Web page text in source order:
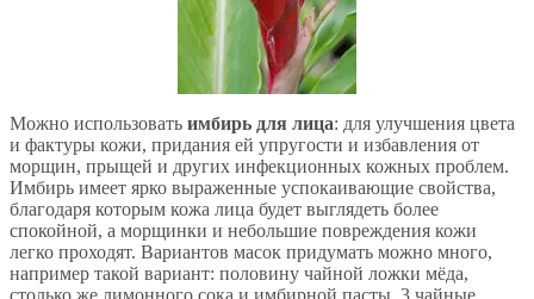
Можно использовать имбирь для лица: для улучшения цвета
и фактуры кожи, придания ей упругости и избавления от
морщин, прыщей и других инфекционных кожных проблем.
Имбирь имеет ярко выраженные успокаивающие свойства,
благодаря которым кожа лица будет выглядеть более
спокойной, а морщинки и небольшие повреждения кожи
легко проходят. Вариантов масок придумать можно много,
например такой вариант: половину чайной ложки мёда,